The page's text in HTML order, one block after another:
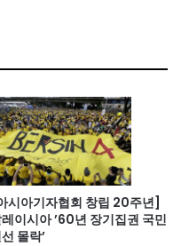
시아기자협회 창립 20주년]
이시아 ’60년 장기집권 국민
몰락’